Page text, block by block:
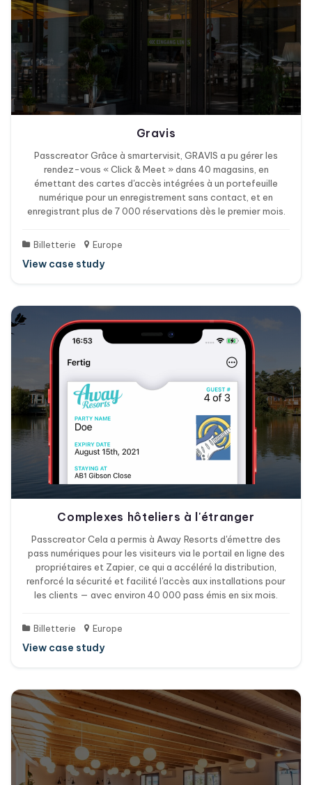
Gravis
Passcreator Grâce à smartervisit, GRAVIS a pu gérer les
rendez-vous « Click & Meet » dans 40 magasins, en
émettant des cartes d'accès intégrées à un portefeuille
numérique pour un enregistrement sans contact, et en
enregistrant plus de 7 000 réservations dès le premier mois.
Billetterie Europe
View case study
Complexes hôteliers à l'étranger
Passcreator Cela a permis à Away Resorts d'émettre des
pass numériques pour les visiteurs via le portail en ligne des
propriétaires et Zapier, ce qui a accéléré la distribution,
renforcé la sécurité et facilité l'accès aux installations pour
les clients — avec environ 40 000 pass émis en six mois.
Billetterie Europe
View case study